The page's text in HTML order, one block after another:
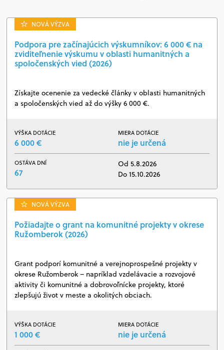
NOVÁ VÝZVA
Podpora pre začínajúcich výskumníkov: 6 000 € na
zviditeľnenie výskumu v oblasti humanitných a
spoločenských vied (2026)
Získajte ocenenie za vedecké články v oblasti humanitných
a spoločenských vied až do výšky 6 000 €.
VÝŠKA DOTÁCIE
6 000 €
MIERA DOTÁCIE
nie je určená
OSTÁVA DNÍ
67
Od 5.8.2026
Do 15.10.2026
NOVÁ VÝZVA
Požiadajte o grant na komunitné projekty v okrese
Ružomberok (2026)
Grant podporí komunitné a verejnoprospešné projekty v
okrese Ružomberok – napríklad vzdelávacie a rozvojové
aktivity či komunitné a dobrovoľnícke projekty, ktoré
zlepšujú život v meste a okolitých obciach.
VÝŠKA DOTÁCIE
1 000 €
MIERA DOTÁCIE
nie je určená